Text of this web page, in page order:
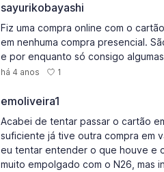
sayurikobayashi
Fiz uma compra online com o
em nenhuma compra presencial.
e por enquanto só consigo
há 4 anos 1
emoliveira1
Acabei de tentar passar o cartão
suficiente já tive outra compra em
eu tentar entender o que houve e
muito empolgado com o N26, mas